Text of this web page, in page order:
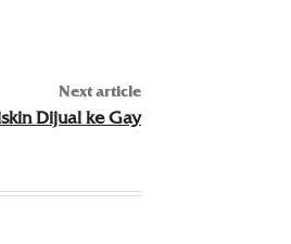
Next article
Dijual ke Gay